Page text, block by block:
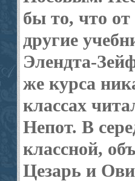
бы то, что от
другие
Элендта-
же курса
классах
Непот. В
классной,
Цезарь и